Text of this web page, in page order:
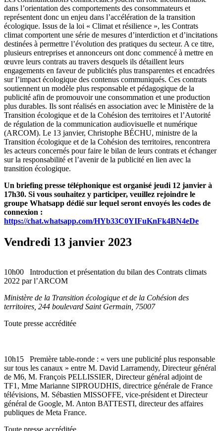
dans l’orientation des comportements des consommateurs et
représentent donc un enjeu dans l’accélération de la transition
écologique. Issus de la loi « Climat et résilience », les Contrats
climat comportent une série de mesures d’interdiction et d’incitations
destinées à permettre l’évolution des pratiques du secteur. A ce titre,
plusieurs entreprises et annonceurs ont donc commencé à mettre en
œuvre leurs contrats au travers desquels ils détaillent leurs
engagements en faveur de publicités plus transparentes et encadrées
sur l’impact écologique des contenus communiqués. Ces contrats
soutiennent un modèle plus responsable et pédagogique de la
publicité afin de promouvoir une consommation et une production
plus durables. Ils sont réalisés en association avec le Ministère de la
Transition écologique et de la Cohésion des territoires et l’Autorité
de régulation de la communication audiovisuelle et numérique
(ARCOM). Le 13 janvier, Christophe BÉCHU, ministre de la
Transition écologique et de la Cohésion des territoires, rencontrera
les acteurs concernés pour faire le bilan de leurs contrats et échanger
sur la responsabilité et l’avenir de la publicité en lien avec la
transition écologique.
Un briefing presse téléphonique est organisé jeudi 12 janvier à
17h30. Si vous souhaitez y participer, veuillez rejoindre le
groupe Whatsapp dédié sur lequel seront envoyés les codes de
connexion :
https://chat.whatsapp.com/HYb33C0YIFuKnFk4BN4eDe
Vendredi 13 janvier 2023
10h00 Introduction et présentation du bilan des Contrats climats
2022 par l’ARCOM
Ministère de la Transition écologique et de la Cohésion des
territoires, 244 boulevard Saint Germain, 75007
Toute presse accréditée
10h15 Première table-ronde : « vers une publicité plus responsable
sur tous les canaux » entre M. David Larramendy, Directeur général
de M6, M. François PELLISSIER, Directeur général adjoint de
TF1, Mme Marianne SIPROUDHIS, directrice générale de France
télévisions, M. Sébastien MISSOFFE, vice-président et Directeur
général de Google, M. Anton BATTESTI, directeur des affaires
publiques de Meta France.
Toute presse accréditée